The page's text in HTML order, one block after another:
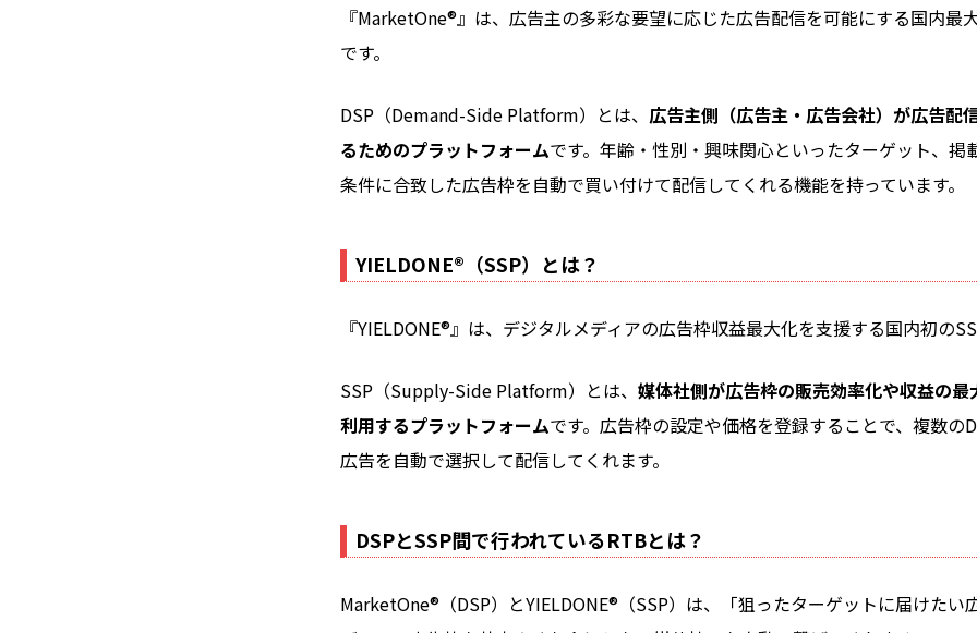
『MarketOne®』は、広告主の多彩な要望に応じた広告配信を可能にする国内最
です。
DSP（Demand-Side Platform）とは、 広告主側（広告主・広告会社）が広告配
るためのプラットフォームです。年齢・性別・興味関心といったターゲット、掲
条件に合致した広告枠を自動で買い付けて配信してくれる機能を持っています。
YIELDONE®（SSP）とは？
『YIELDONE®』は、デジタルメディアの広告枠収益最大化を支援する国内初の
SSP（Supply-Side Platform）とは、 媒体社側が広告枠の販売効率化や収益の最
利用するプラットフォームです。広告枠の設定や価格を登録することで、複数の
広告を自動で選択して配信してくれます。
DSPとSSP間で行われているRTBとは？
MarketOne®（DSP）とYIELDONE®（SSP）は、「狙ったターゲットに届けたい